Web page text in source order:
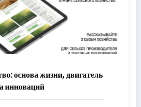
основа жизни, двигатель
инноваций